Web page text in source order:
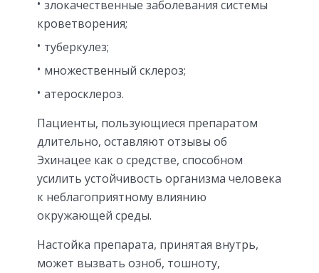
злокачественные заболевания системы
кроветворения;
туберкулез;
множественный склероз;
атеросклероз.
Пациенты, пользующиеся препаратом
длительно, оставляют отзывы об
Эхинацее как о средстве, способном
усилить устойчивость организма человека
к неблагоприятному влиянию
окружающей среды.
Настойка препарата, принятая внутрь,
может вызвать озноб, тошноту,